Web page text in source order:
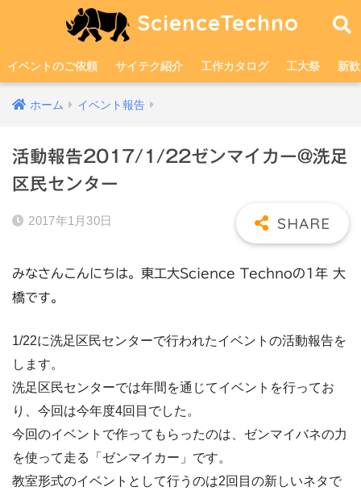
ScienceTechno
イベントのご依頼 サイテク紹介 工作カタログ 工大祭 新歓
ホーム イベント報告
活動報告2017/1/22ゼンマイカー@洗足
区民センター
2017年1月30日
みなさんこんにちは。東工大Science Technoの1年 大
橋です。
1/22に洗足区民センターで行われたイベントの活動報告を
します。
洗足区民センターでは年間を通じてイベントを行ってお
り、今回は今年度4回目でした。
今回のイベントで作ってもらったのは、 ゼンマイバネの力
を使って走る「ゼンマイカー」です。
教室形式のイベントとして行うのは2回目の新しいネタで